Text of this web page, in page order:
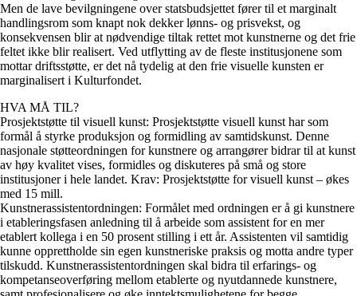
Men de lave bevilgningene over statsbudsjettet fører til et marginalt
handlingsrom som knapt nok dekker lønns- og prisvekst, og
konsekvensen blir at nødvendige tiltak rettet mot kunstnerne og det frie
feltet ikke blir realisert. Ved utflytting av de fleste institusjonene som
mottar driftsstøtte, er det nå tydelig at den frie visuelle kunsten er
marginalisert i Kulturfondet.
HVA MÅ TIL?
Prosjektstøtte til visuell kunst: Prosjektstøtte visuell kunst har som
formål å styrke produksjon og formidling av samtidskunst. Denne
nasjonale støtteordningen for kunstnere og arrangører bidrar til at kunst
av høy kvalitet vises, formidles og diskuteres på små og store
institusjoner i hele landet. Krav: Prosjektstøtte for visuell kunst – økes
med 15 mill.
Kunstnerassistentordningen: Formålet med ordningen er å gi kunstnere
i etableringsfasen anledning til å arbeide som assistent for en mer
etablert kollega i en 50 prosent stilling i ett år. Assistenten vil samtidig
kunne opprettholde sin egen kunstneriske praksis og motta andre typer
tilskudd. Kunstnerassistentordningen skal bidra til erfarings- og
kompetanseoverføring mellom etablerte og nyutdannede kunstnere,